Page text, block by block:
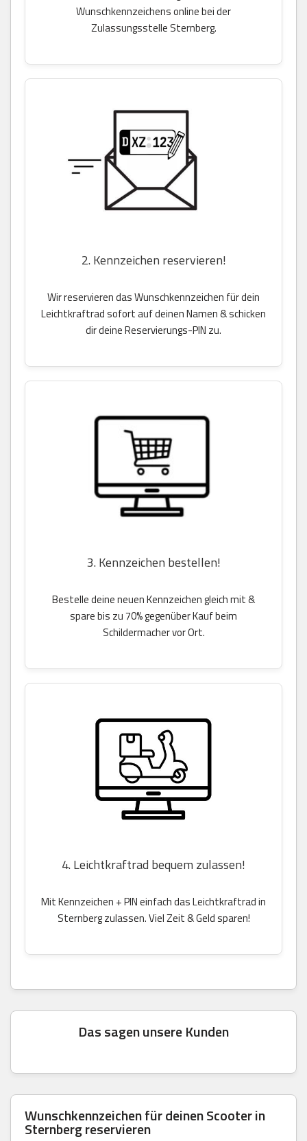
Wunschkennzeichens online bei der
Zulassungsstelle Sternberg.
2. Kennzeichen reservieren!
Wir reservieren das Wunschkennzeichen für dein
Leichtkraftrad sofort auf deinen Namen & schicken
dir deine Reservierungs-PIN zu.
3. Kennzeichen bestellen!
Bestelle deine neuen Kennzeichen gleich mit &
spare bis zu 70% gegenüber Kauf beim
Schildermacher vor Ort.
4. Leichtkraftrad bequem zulassen!
Mit Kennzeichen + PIN einfach das Leichtkraftrad in
Sternberg zulassen. Viel Zeit & Geld sparen!
Das sagen unsere Kunden
Wunschkennzeichen für deinen Scooter in
Sternberg reservieren